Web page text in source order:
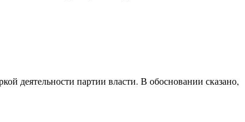
деятельности партии власти. В обосновании сказано,